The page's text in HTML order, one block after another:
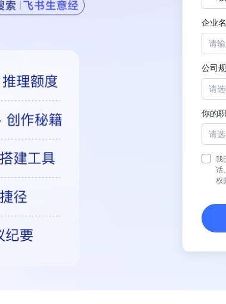
企业
公司
请
你的
请
我
话
权